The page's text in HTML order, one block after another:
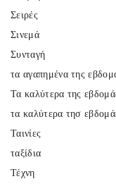
Σειρές
Σινεμά
Συνταγή
τα αγαπημένα της
Τα καλύτερα της
τα καλύτερα τησ
Ταινίες
ταξίδια
Τέχνη